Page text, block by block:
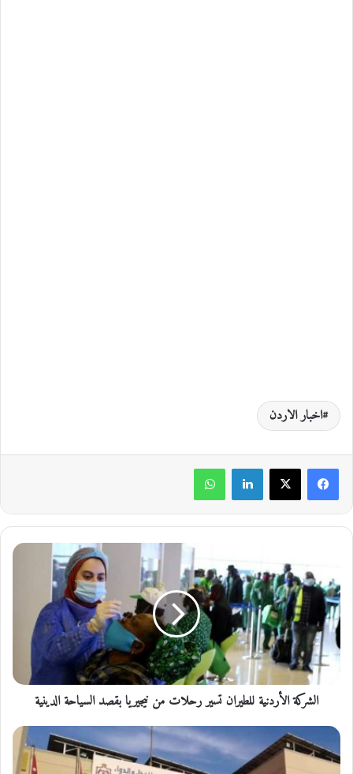
اخبار الاردن
ش
ر
ك
ة
ا
ن
ي
ة
الشركة الأردنية للطيران تسير رحلات من نيجيريا بقصد السياحة الدينية
ا
ل
غ